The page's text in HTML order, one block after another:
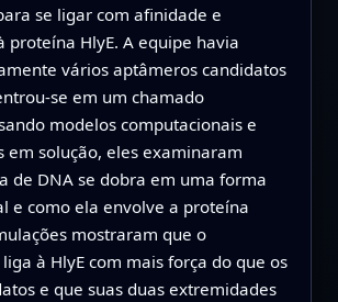
se ligar com afinidade e
proteína HlyE. A equipe havia
vários aptâmeros candidatos
se em um chamado
modelos computacionais e
em solução, eles examinaram
de DNA se dobra em uma forma
e como ela envolve a proteína
mostraram que o
à HlyE com mais força do que os
e que suas duas extremidades